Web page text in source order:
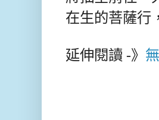
在生的菩薩行
延伸閱讀 -》